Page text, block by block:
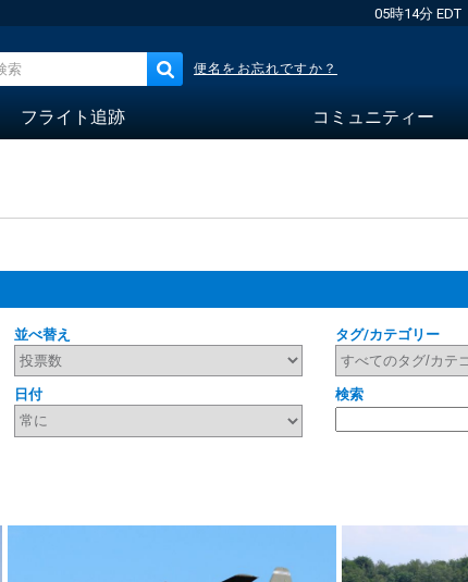
05時14分 EDT
便名をお忘れですか？
フライト追跡 コミュニティー
並べ替え タグ/カテゴリー
日付 検索